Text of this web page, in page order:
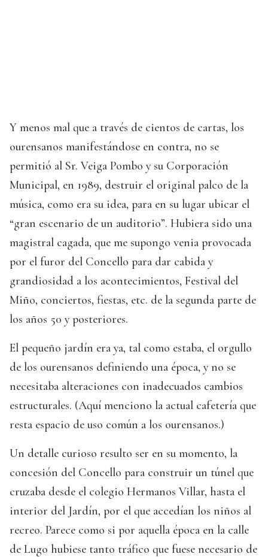
Y menos mal que a través de cientos de cartas, los
ourensanos manifestándose en contra, no se
permitió al Sr. Veiga Pombo y su Corporación
Municipal, en 1989, destruir el original palco de la
música, como era su idea, para en su lugar ubicar el
“gran escenario de un auditorio”. Hubiera sido una
magistral cagada, que me supongo venia provocada
por el furor del Concello para dar cabida y
grandiosidad a los acontecimientos, Festival del
Miño, conciertos, fiestas, etc. de la segunda parte de
los años 50 y posteriores.
El pequeño jardín era ya, tal como estaba, el orgullo
de los ourensanos definiendo una época, y no se
necesitaba alteraciones con inadecuados cambios
estructurales. (Aquí menciono la actual cafetería que
resta espacio de uso común a los ourensanos.)
Un detalle curioso resulto ser en su momento, la
concesión del Concello para construir un túnel que
cruzaba desde el colegio Hermanos Villar, hasta el
interior del Jardín, por el que accedían los niños al
recreo. Parece como si por aquella época en la calle
de Lugo hubiese tanto tráfico que fuese necesario de